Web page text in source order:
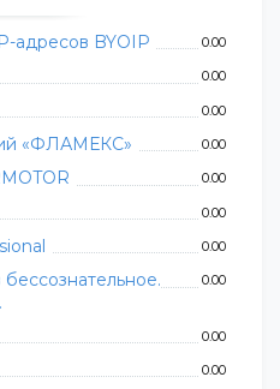
адресов BYOIP 0.00
0.00
0.00
«ФЛАМЕКС» 0.00
0.00
0.00
0.00
0.00
0.00
0.00